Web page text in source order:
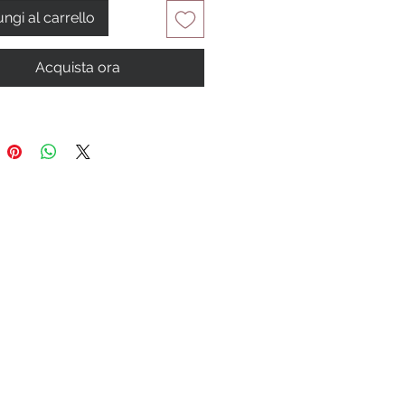
al carrello
Acquista ora